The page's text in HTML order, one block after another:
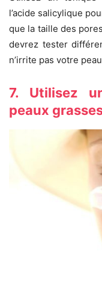
l’acide salicylique
que la taille des
devrez tester
n’irrite pas votre
7. Utilisez
peaux